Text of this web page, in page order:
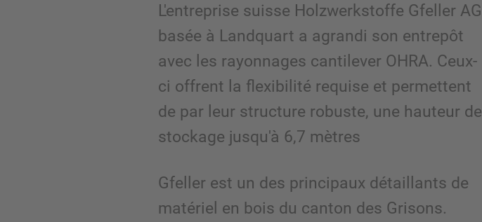
L'entreprise suisse Holzwerkstoffe Gfeller AG
basée à Landquart a agrandi son entrepôt
avec les rayonnages cantilever OHRA. Ceux-
ci offrent la flexibilité requise et permettent
de par leur structure robuste, une hauteur de
stockage jusqu'à 6,7 mètres
Gfeller est un des principaux détaillants de
matériel en bois du canton des Grisons.